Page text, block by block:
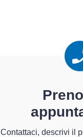
Contattaci, descrivi il